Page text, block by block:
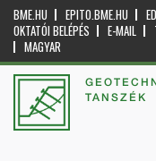
BME.HU EPITO.BME.HU
OKTATÓI BELÉPÉS
E-MAIL
MAGYAR
TANSZÉK